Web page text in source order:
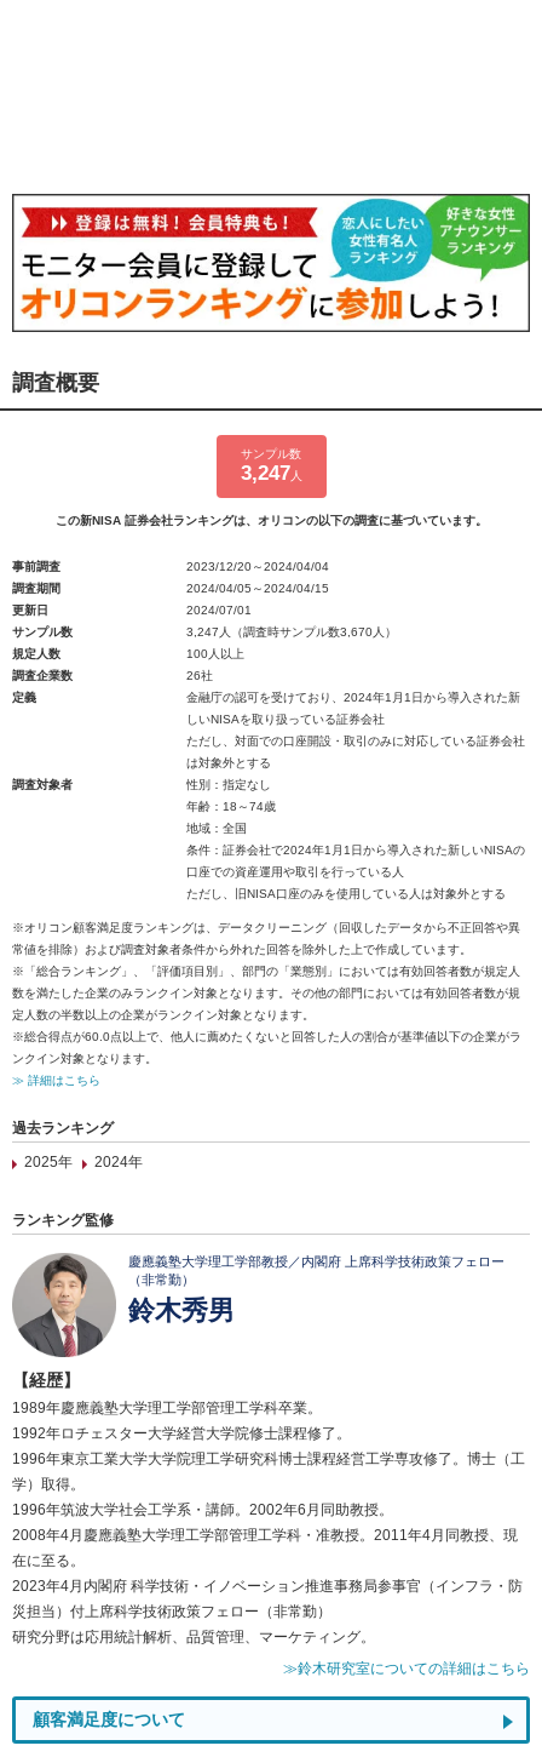
調査概要
サンプル数
3,247 人
この新NISA 証券会社ランキングは、オリコンの以下の調査に基づいています。
事前調査
2023/12/20～2024/04/04
調査期間
2024/04/05～2024/04/15
更新日
2024/07/01
サンプル数
3,247人（調査時サンプル数3,670人）
規定人数
100人以上
調査企業数
26社
定義
金融庁の認可を受けており、2024年1月1日から導入された新
しいNISAを取り扱っている証券会社
ただし、対面での口座開設・取引のみに対応している証券会社
は対象外とする
調査対象者
性別：指定なし
年齢：18～74歳
地域：全国
条件：証券会社で2024年1月1日から導入された新しいNISAの
口座での資産運用や取引を行っている人
ただし、旧NISA口座のみを使用している人は対象外とする
※オリコン顧客満足度ランキングは、データクリーニング（回収したデータから不正回答や異
常値を排除）および調査対象者条件から外れた回答を除外した上で作成しています。
※「総合ランキング」、「評価項目別」、部門の「業態別」においては有効回答者数が規定人
数を満たした企業のみランクイン対象となります。その他の部門においては有効回答者数が規
定人数の半数以上の企業がランクイン対象となります。
※総合得点が60.0点以上で、他人に薦めたくないと回答した人の割合が基準値以下の企業がラ
ンクイン対象となります。
≫ 詳細はこちら
過去ランキング
2025年
2024年
ランキング監修
慶應義塾大学理工学部教授／内閣府 上席科学技術政策フェロー
（非常勤）
鈴木秀男
【経歴】
1989年慶應義塾大学理工学部管理工学科卒業。
1992年ロチェスター大学経営大学院修士課程修了。
1996年東京工業大学大学院理工学研究科博士課程経営工学専攻修了。博士（工
学）取得。
1996年筑波大学社会工学系・講師。2002年6月同助教授。
2008年4月慶應義塾大学理工学部管理工学科・准教授。2011年4月同教授、現
在に至る。
2023年4月内閣府 科学技術・イノベーション推進事務局参事官（インフラ・防
災担当）付上席科学技術政策フェロー（非常勤）
研究分野は応用統計解析、品質管理、マーケティング。
≫鈴木研究室についての詳細はこちら
顧客満足度について